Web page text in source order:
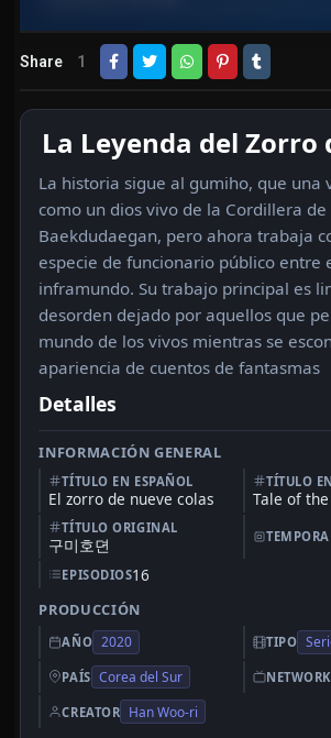
Share 1
La Leyenda del Zorro
La historia sigue al gumiho, que una
como un dios vivo de la Cordillera de
Baekdudaegan, pero ahora trabaja
especie de funcionario público entre
inframundo. Su trabajo principal es
desorden dejado por aquellos que
mundo de los vivos mientras se
apariencia de cuentos de fantasmas
Detalles
INFORMACIÓN GENERAL
TÍTULO EN ESPAÑOL
El zorro de nueve colas
TÍTULO
Tale of
TÍTULO ORIGINAL
구미호뎐
EPISODIOS16
PRODUCCIÓN
AÑO 2020 TIPO
PAÍS Corea del Sur
CREATOR Han Woo-ri